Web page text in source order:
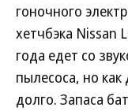
гоночного
хетчбэка Nissan
года едет со
пылесоса, но
долго. Запаса